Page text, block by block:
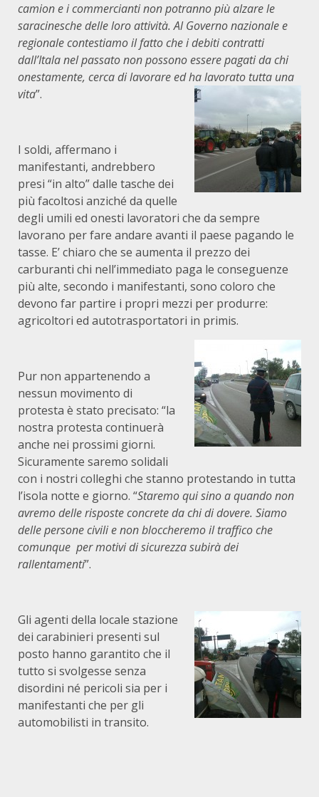
camion e i commercianti non potranno più alzare le
saracinesche delle loro attività. Al Governo nazionale e
regionale contestiamo il fatto che i debiti contratti
dall’Itala nel passato non possono essere pagati da chi
onestamente, cerca di lavorare ed ha lavorato tutta una
vita”.
I soldi, affermano i
manifestanti, andrebbero
presi “in alto” dalle tasche dei
più facoltosi anziché da quelle
degli umili ed onesti lavoratori che da sempre
lavorano per fare andare avanti il paese pagando le
tasse. E’ chiaro che se aumenta il prezzo dei
carburanti chi nell’immediato paga le conseguenze
più alte, secondo i manifestanti, sono coloro che
devono far partire i propri mezzi per produrre:
agricoltori ed autotrasportatori in primis.
Pur non appartenendo a
nessun movimento di
protesta è stato precisato: “la
nostra protesta continuerà
anche nei prossimi giorni.
Sicuramente saremo solidali
con i nostri colleghi che stanno protestando in tutta
l’isola notte e giorno. “Staremo qui sino a quando non
avremo delle risposte concrete da chi di dovere. Siamo
delle persone civili e non bloccheremo il traffico che
comunque per motivi di sicurezza subirà dei
rallentamenti”.
Gli agenti della locale stazione
dei carabinieri presenti sul
posto hanno garantito che il
tutto si svolgesse senza
disordini né pericoli sia per i
manifestanti che per gli
automobilisti in transito.